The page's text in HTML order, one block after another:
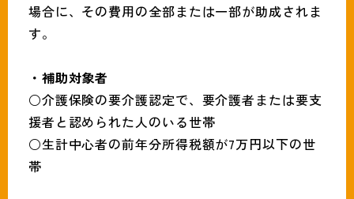
場合に、その費用の全部または一部が助成されま
す。
・補助対象者
○介護保険の要介護認定で、要介護者または要支
援者と認められた人のいる世帯
○生計中心者の前年分所得税額が7万円以下の世
帯